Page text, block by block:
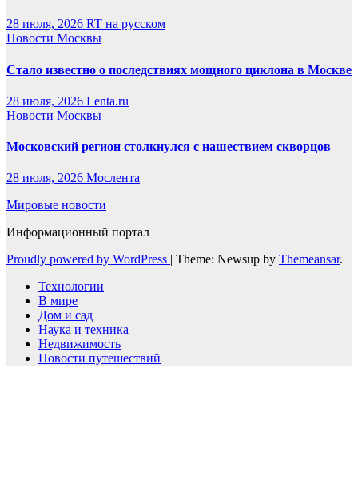
28 июля, 2026 RT на русском
Новости Москвы
Стало известно о последствиях мощного циклона в Москве
28 июля, 2026 Lenta.ru
Новости Москвы
Московский регион столкнулся с нашествием скворцов
28 июля, 2026 Мослента
Мировые новости
Информационный портал
Proudly powered by WordPress | Theme: Newsup by Themeansar.
Технологии
В мире
Дом и сад
Наука и техника
Недвижимость
Новости путешествий